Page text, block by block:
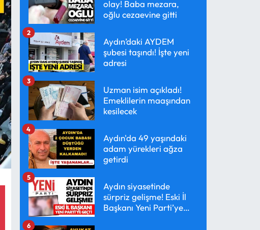
olay! Baba mezara,
oğlu cezaevine gitti
Aydın’daki AYDEM
şubesi taşındı! İşte yeni
adresi
2
Uzman isim açıkladı!
Emeklilerin maaşından
kesilecek
3
Aydın'da 49 yaşındaki
adam yürekleri ağza
getirdi
4
Aydın siyasetinde
sürpriz gelişme! Eski İl
Başkanı Yeni Parti’ye
5
6